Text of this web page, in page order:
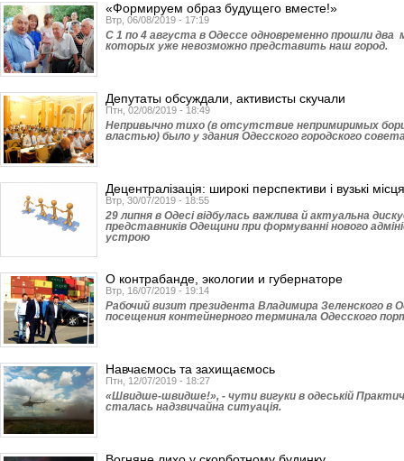
«Формируем образ будущего вместе!»
Втр, 06/08/2019 - 17:19
С 1 по 4 августа в Одессе одновременно прошли
которых уже невозможно представить наш город.
Депутаты обсуждали, активисты скучали
Птн, 02/08/2019 - 18:49
Непривычно тихо (в отсутствие непримиримых
властью) было у здания Одесского городского
Децентралізація: широкі перспективи і вузькі місця
Втр, 30/07/2019 - 18:55
29 липня в Одесі відбулась важлива й актуальна
представників Одещини при формуванні нового
устрою
О контрабанде, экологии и губернаторе
Втр, 16/07/2019 - 19:14
Рабочий визит президента Владимира Зе­ленского в
посещения контейнерного терминала Одесского
Навчаємось та захищаємось
Птн, 12/07/2019 - 18:27
«Швидше-швидше!», - чути вигуки в одеській
сталась надзвичайна ситуація.